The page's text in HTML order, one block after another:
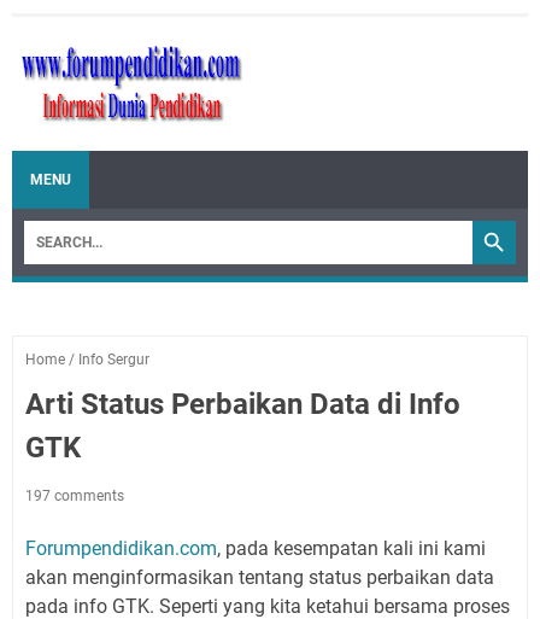
MENU
Home / Info Sergur
Arti Status Perbaikan Data di Info
GTK
197 comments
Forumpendidikan.com, pada kesempatan kali ini kami
akan menginformasikan tentang status perbaikan data
pada info GTK. Seperti yang kita ketahui bersama proses